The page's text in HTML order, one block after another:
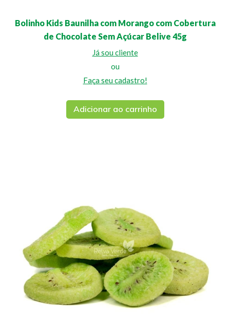
Bolinho Kids Baunilha com Morango com Cobertura
de Chocolate Sem Açúcar Belive 45g
Já sou cliente
ou
Faça seu cadastro!
Adicionar ao carrinho